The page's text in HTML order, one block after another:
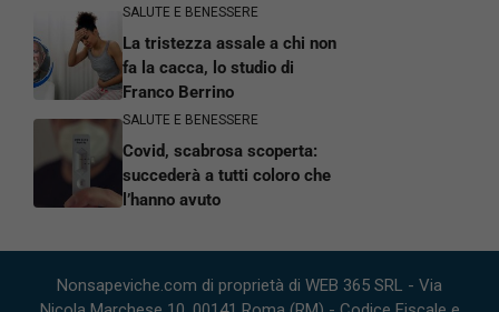
SALUTE E BENESSERE
La tristezza assale a chi non
fa la cacca, lo studio di
Franco Berrino
SALUTE E BENESSERE
Covid, scabrosa scoperta:
succederà a tutti coloro che
l’hanno avuto
Nonsapeviche.com di proprietà di WEB 365 SRL - Via